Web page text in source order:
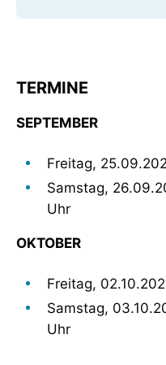
TERMINE
SEPTEMBER
Freitag,
Samstag,
Uhr
OKTOBER
Freitag,
Samstag,
Uhr